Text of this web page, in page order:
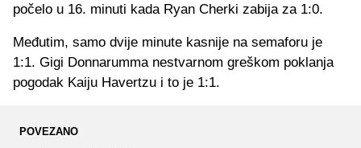
počelo u 16. minuti kada Ryan Cherki zabija za 1:0.
Međutim, samo dvije minute kasnije na semaforu je
1:1. Gigi Donnarumma nestvarnom greškom poklanja
pogodak Kaiju Havertzu i to je 1:1.
POVEZANO